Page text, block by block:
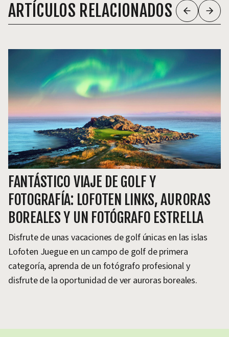
ARTÍCULOS RELACIONADOS
FANTÁSTICO VIAJE DE GOLF Y
FOTOGRAFÍA: LOFOTEN LINKS, AURORAS
BOREALES Y UN FOTÓGRAFO ESTRELLA
Disfrute de unas vacaciones de golf únicas en las islas
Lofoten Juegue en un campo de golf de primera
categoría, aprenda de un fotógrafo profesional y
disfrute de la oportunidad de ver auroras boreales.